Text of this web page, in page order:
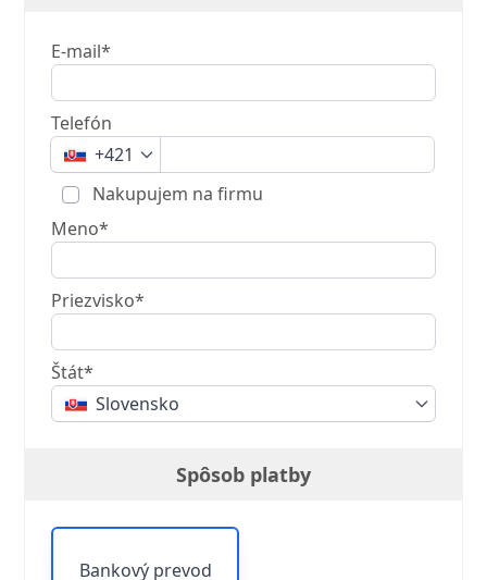
E-mail*
Telefón
+421
Nakupujem na firmu
Meno*
Priezvisko*
Štát*
Slovensko
Spôsob platby
Bankový prevod